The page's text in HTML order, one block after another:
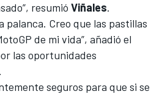
resumió Viñales.
palanca. Creo que las pastillas
de mi vida”, añadió el
las oportunidades
seguros para que si se